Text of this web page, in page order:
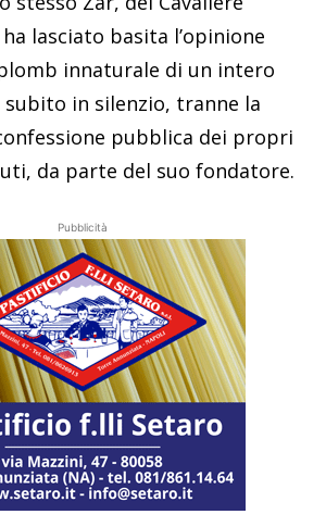
lasciato basita l’opinione
innaturale di un intero
in silenzio, tranne la
pubblica dei propri
da parte del suo fondatore.
Pubblicità